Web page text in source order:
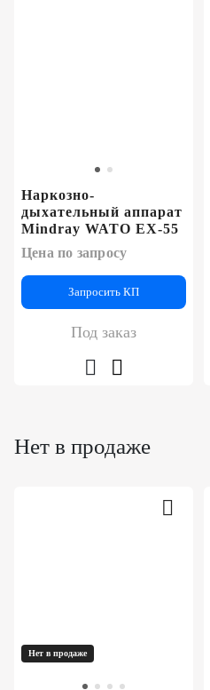
Наркозно-
дыхательный аппарат
Mindray WATO EX-55
Цена по запросу
Запросить КП
Под заказ
Нет в продаже
Нет в продаже